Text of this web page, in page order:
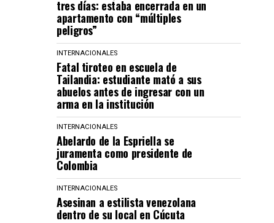
tres días: estaba encerrada en un
apartamento con “múltiples
peligros”
INTERNACIONALES
Fatal tiroteo en escuela de
Tailandia: estudiante mató a sus
abuelos antes de ingresar con un
arma en la institución
INTERNACIONALES
Abelardo de la Espriella se
juramenta como presidente de
Colombia
INTERNACIONALES
Asesinan a estilista venezolana
dentro de su local en Cúcuta